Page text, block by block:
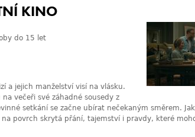
KINO
do 15 let
a jejich manželství visí na vlásku.
večeři své záhadné sousedy z
setkání se začne ubírat nečekaným směrem.
povrch skrytá přání, tajemství i pravdy, které